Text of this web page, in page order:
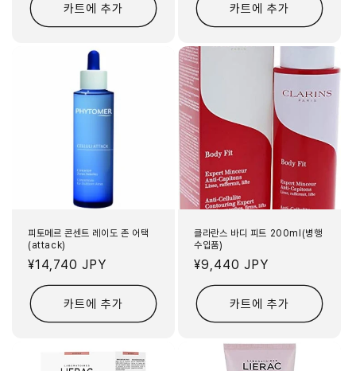
카트에 추가 카트에 추가
피토메르 콘센트 레이도 존 어택
(attack)
정
가
¥14,740 JPY
카트에 추가
클라란스 바디 피트 200ml(병행
수입품)
정
가
¥9,440 JPY
카트에 추가